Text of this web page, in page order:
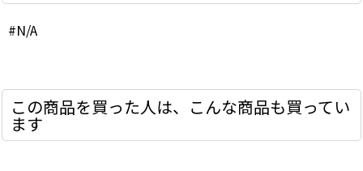
#N/A
この商品を買った人は、こんな商品も買ってい
ます